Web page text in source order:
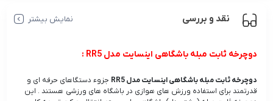
خرید)
نقد و بررسی نمایش بیشتر
دوچرخه ثابت مبله باشگاهی اینسایت مدل RR5 :
دوچرخه ثابت مبله باشگاهی اینسایت مدل RR5
جزوء دستگاهای حرفه ای و
قدرتمند برای استفاده ورزش های هوازی در باشگاه های ورزشی هستند . این